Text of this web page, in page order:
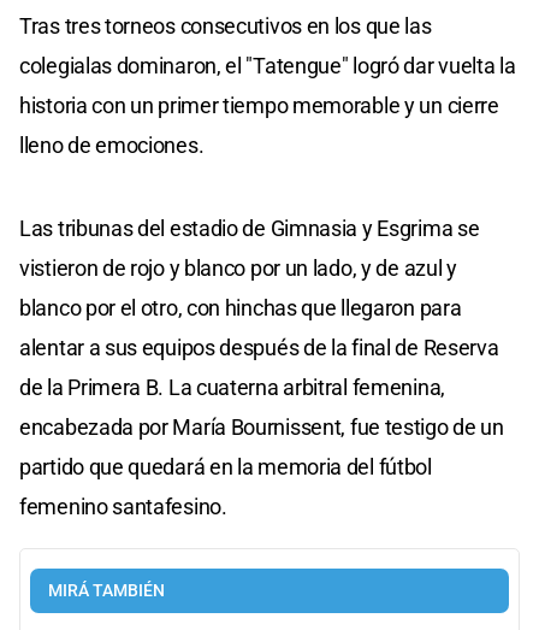
Tras tres torneos consecutivos en los que las
colegialas dominaron, el "Tatengue" logró dar vuelta la
historia con un primer tiempo memorable y un cierre
lleno de emociones.
Las tribunas del estadio de Gimnasia y Esgrima se
vistieron de rojo y blanco por un lado, y de azul y
blanco por el otro, con hinchas que llegaron para
alentar a sus equipos después de la final de Reserva
de la Primera B. La cuaterna arbitral femenina,
encabezada por María Bournissent, fue testigo de un
partido que quedará en la memoria del fútbol
femenino santafesino.
MIRÁ TAMBIÉN